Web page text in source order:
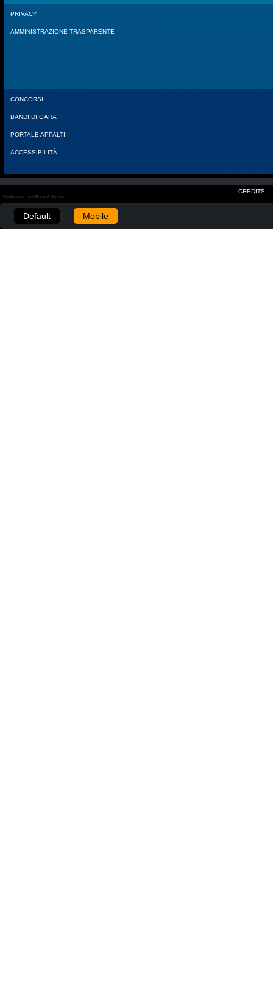
PRIVACY
AMMINISTRAZIONE TRASPARENTE
CONCORSI
BANDI DI GARA
PORTALE APPALTI
ACCESSIBILITÀ
CREDITS
Realizzato con Plone & Python
Default Mobile